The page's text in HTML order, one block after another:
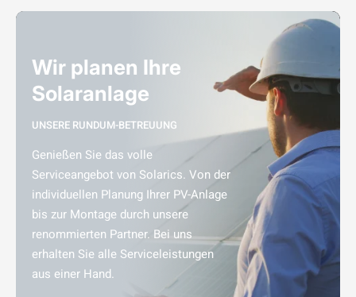
Wir planen Ihre
Solaranlage
UNSERE RUNDUM-BETREUUNG
Genießen Sie das volle
Serviceangebot von Solarics. Von der
individuellen Planung Ihrer PV-Anlage
bis zur Montage durch unsere
renommierten Partner. Bei uns
erhalten Sie alle Serviceleistungen
aus einer Hand.